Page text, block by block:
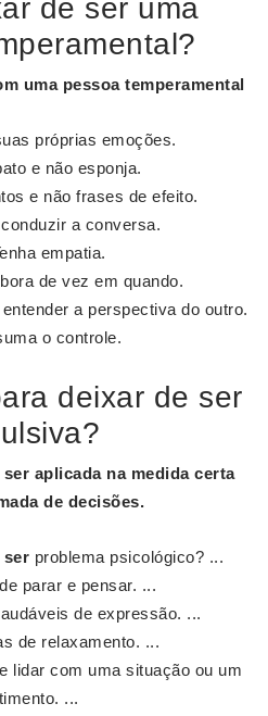
de ser uma
uma pessoa temperamental
próprias emoções.
e não esponja.
e não frases de efeito.
a conversa.
empatia.
de vez em quando.
a perspectiva do outro.
o controle.
deixar de ser
ser aplicada na medida certa
de decisões.
ser problema psicológico? ...
parar e pensar. ...
de expressão. ...
de relaxamento. ...
lidar com uma situação ou um
...